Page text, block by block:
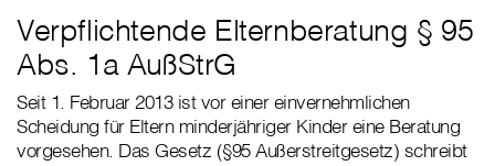
Verpflichtende Elternberatung § 95
Abs. 1a AußStrG
Seit 1. Februar 2013 ist vor einer einvernehmlichen
Scheidung für Eltern minderjähriger Kinder eine Beratung
vorgesehen. Das Gesetz (§95 Außerstreitgesetz) schreibt